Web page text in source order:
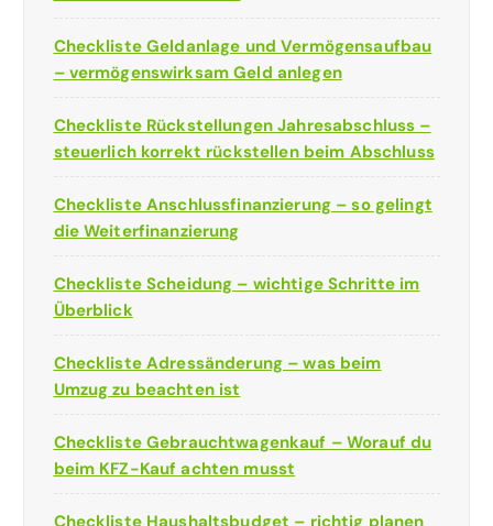
Checkliste Geldanlage und Vermögensaufbau
– vermögenswirksam Geld anlegen
Checkliste Rückstellungen Jahresabschluss –
steuerlich korrekt rückstellen beim Abschluss
Checkliste Anschlussfinanzierung – so gelingt
die Weiterfinanzierung
Checkliste Scheidung – wichtige Schritte im
Überblick
Checkliste Adressänderung – was beim
Umzug zu beachten ist
Checkliste Gebrauchtwagenkauf – Worauf du
beim KFZ-Kauf achten musst
Checkliste Haushaltsbudget – richtig planen